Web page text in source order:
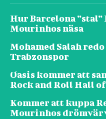
Hur Barcelona
Mourinhos näsa
Mohamed Salah
Trabzonspor
Oasis kommer att
Rock and Roll Hall
Kommer att kuppa
Mourinhos